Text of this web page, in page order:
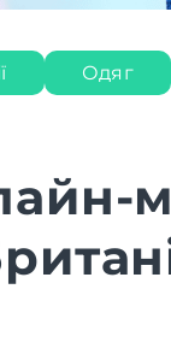
Одяг